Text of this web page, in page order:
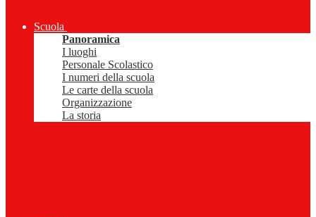
Scuola
Panoramica
I luoghi
Personale Scolastico
I numeri della scuola
Le carte della scuola
Organizzazione
La storia